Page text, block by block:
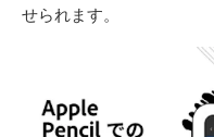
せられます。